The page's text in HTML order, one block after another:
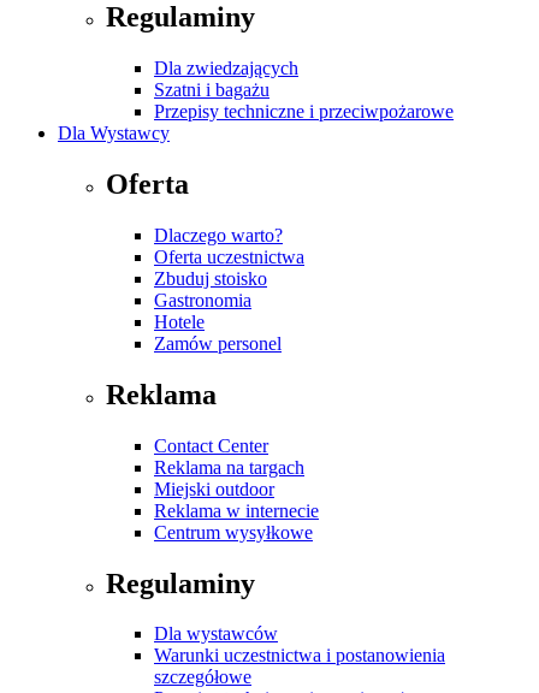
Regulaminy
Dla zwiedzających
Szatni i bagażu
Przepisy techniczne i przeciwpożarowe
Dla Wystawcy
Oferta
Dlaczego warto?
Oferta uczestnictwa
Zbuduj stoisko
Gastronomia
Hotele
Zamów personel
Reklama
Contact Center
Reklama na targach
Miejski outdoor
Reklama w internecie
Centrum wysyłkowe
Regulaminy
Dla wystawców
Warunki uczestnictwa i postanowienia
szczegółowe